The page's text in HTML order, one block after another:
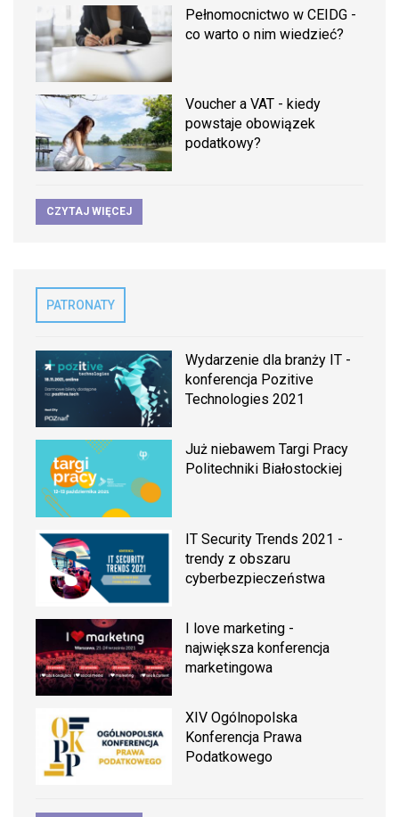
Pełnomocnictwo w CEIDG -
co warto o nim wiedzieć?
Voucher a VAT - kiedy
powstaje obowiązek
podatkowy?
CZYTAJ WIĘCEJ
PATRONATY
Wydarzenie dla branży IT -
konferencja Pozitive
Technologies 2021
Już niebawem Targi Pracy
Politechniki Białostockiej
IT Security Trends 2021 -
trendy z obszaru
cyberbezpieczeństwa
I love marketing -
największa konferencja
marketingowa
XIV Ogólnopolska
Konferencja Prawa
Podatkowego